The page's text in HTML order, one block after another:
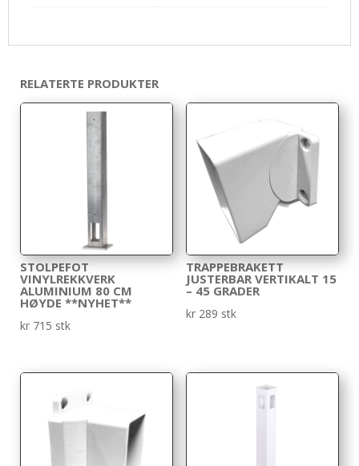
RELATERTE PRODUKTER
STOLPEFOT
VINYLREKKVERK
ALUMINIUM 80 CM
HØYDE **NYHET**
kr 715 stk
TRAPPEBRAKETT
JUSTERBAR VERTIKALT 15
– 45 GRADER
kr289 stk